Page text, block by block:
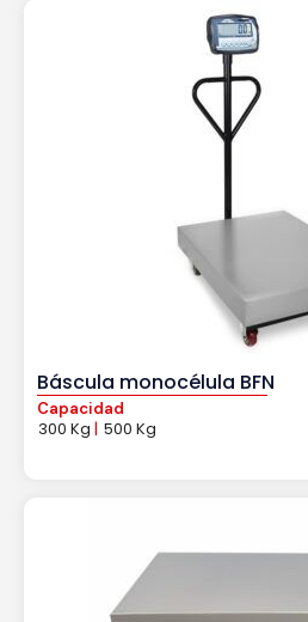
Báscula monocélula BFN
Capacidad
300 Kg | 500 Kg